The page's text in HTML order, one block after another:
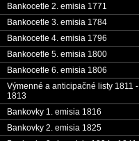
Bankocetle 2. emisia 1771
Bankocetle 3. emisia 1784
Bankocetle 4. emisia 1796
Bankocetle 5. emisia 1800
Bankocetle 6. emisia 1806
Výmenné a anticipačné listy 1811 -
1813
Bankovky 1. emisia 1816
Bankovky 2. emisia 1825